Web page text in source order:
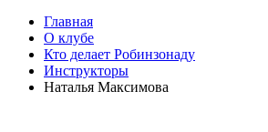
Главная
О клубе
Кто делает Робинзонаду
Инструкторы
Наталья Максимова